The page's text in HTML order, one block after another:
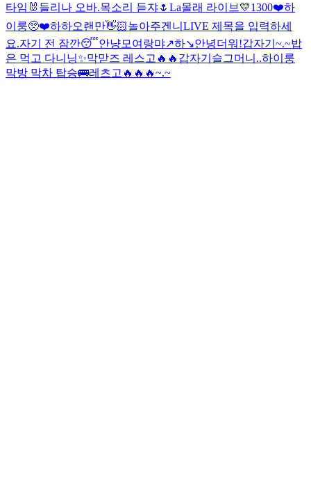
타임🐰 들리나 오바.목소리 듣쟈🌷 La몰래 라이브 💛1300❤️하
이룽🥺❤️하하오랜만👋🏻놀아주겐니 LIVE 제목을 입력하세
요.자기 전 잠깐😴안냥모여랑먀↗️하↘️안녕더워!갑자기~.~밥
은 먹고 다니닝✨막맏즈 레스고🔥🔥 갑자기 슬그머니..하이룽
막방 막차 탑승🚌레츠고🔥🔥🔥~.~